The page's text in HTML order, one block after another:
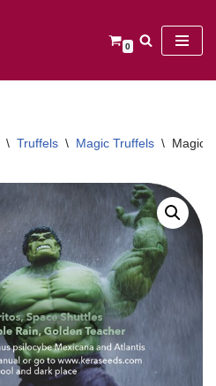
0
\ Truffels \ Magic Truffels \ Magic